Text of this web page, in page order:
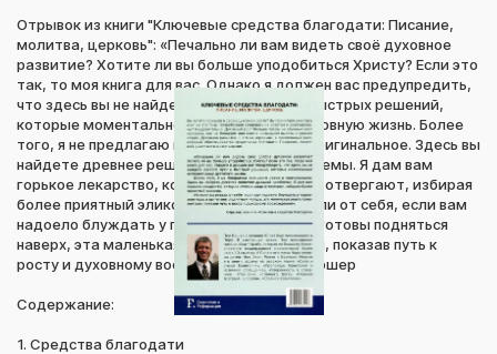
Отрывок из книги "Ключевые средства благодати: Писание,
молитва, церковь": «Печально ли вам видеть своё духовное
развитие? Хотите ли вы больше уподобиться Христу? Если это
так, то моя книга для вас. Однако я должен вас предупредить,
что здесь вы не найдете легкого пути и быстрых решений,
которые моментально исправят вашу духовную жизнь. Более
того, я не предлагаю вам нечто новое и оригинальное. Здесь вы
найдете древнее решение древней проблемы. Я дам вам
горькое лекарство, которое многие люди отвергают, избирая
более приятный эликсир. Но если вы устали от себя, если вам
надоело блуждать у подножия горы и вы готовы подняться
наверх, эта маленькая книга поможет вам, показав путь к
росту и духовному восхождению».- Пол Вошер
Содержание:
1. Средства благодати